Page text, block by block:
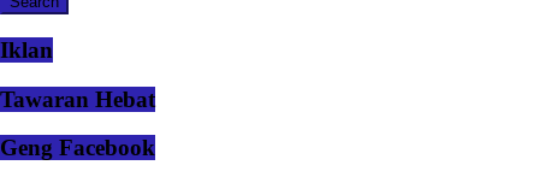
Iklan
Tawaran Hebat
Geng Facebook